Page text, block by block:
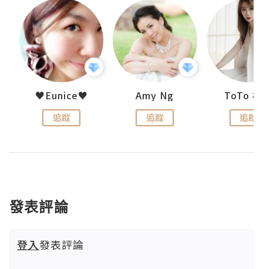
♥Eunice♥
追蹤
Amy Ng
追蹤
ToTo
追蹤
發表評論
登入發表評論